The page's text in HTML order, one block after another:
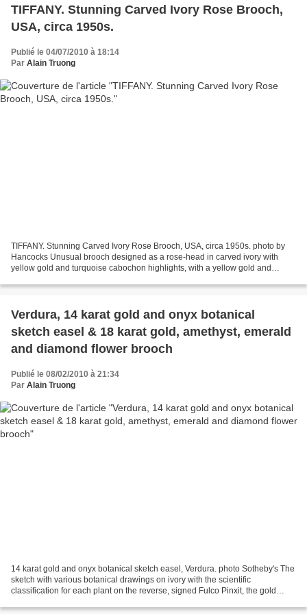
TIFFANY. Stunning Carved Ivory Rose Brooch,
USA, circa 1950s.
Publié le 04/07/2010 à 18:14
Par Alain Truong
TIFFANY. Stunning Carved Ivory Rose Brooch, USA, circa 1950s. photo by
Hancocks Unusual brooch designed as a rose-head in carved ivory with
yellow gold and turquoise cabochon highlights, with a yellow gold and
Verdura, 14 karat gold and onyx botanical
sketch easel & 18 karat gold, amethyst, emerald
and diamond flower brooch
Publié le 08/02/2010 à 21:34
Par Alain Truong
14 karat gold and onyx botanical sketch easel, Verdura. photo Sotheby's The
sketch with various botanical drawings on ivory with the scientific
classification for each plant on the reverse, signed Fulco Pinxit, the gold